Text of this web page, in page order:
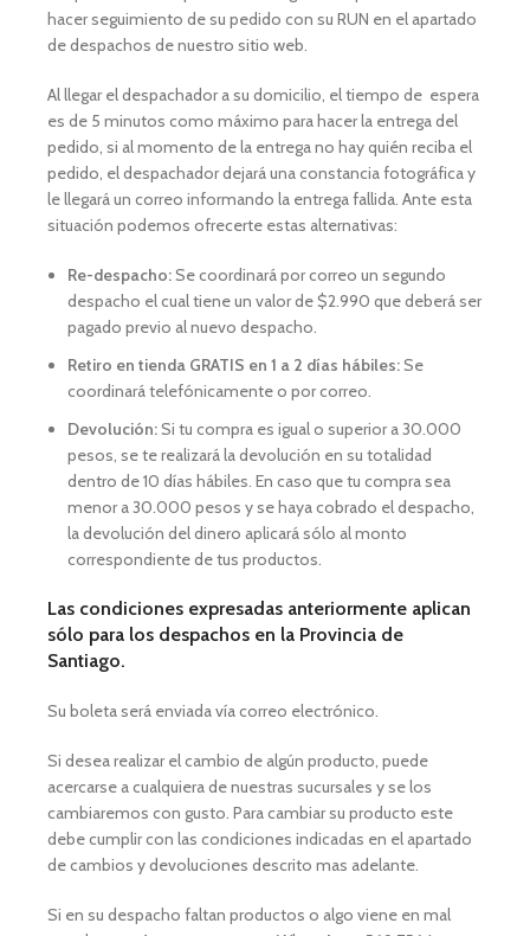
hacer seguimiento de su pedido con su RUN en el apartado
de despachos de nuestro sitio web.
Al llegar el despachador a su domicilio, el tiempo de espera
es de 5 minutos como máximo para hacer la entrega del
pedido, si al momento de la entrega no hay quién reciba el
pedido, el despachador dejará una constancia fotográfica y
le llegará un correo informando la entrega fallida. Ante esta
situación podemos ofrecerte estas alternativas:
Re-despacho:Se coordinará por correo un segundo
despacho el cual tiene un valor de $2.990 que deberá ser
pagado previo al nuevo despacho.
Retiro en tienda GRATIS en 1 a 2 días hábiles:Se
coordinará telefónicamente o por correo.
Devolución:Si tu compra es igual o superior a 30.000
pesos, se te realizará la devolución en su totalidad
dentro de 10 días hábiles. En caso que tu compra sea
menor a 30.000 pesos y se haya cobrado el despacho,
la devolución del dinero aplicará sólo al monto
correspondiente de tus productos.
Las condiciones expresadas anteriormente aplican
sólo para los despachos en la Provincia de
Santiago.
Su boleta será enviada vía correo electrónico.
Si desea realizar el cambio de algún producto, puede
acercarse a cualquiera de nuestras sucursales y se los
cambiaremos con gusto. Para cambiar su producto este
debe cumplir con las condiciones indicadas en el apartado
de cambios y devoluciones descrito mas adelante.
Si en su despacho faltan productos o algo viene en mal